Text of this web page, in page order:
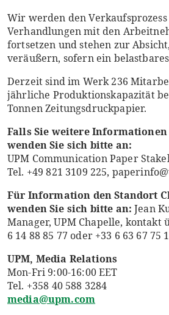
Wir werden den
Verhandlungen mit den
fortsetzen und stehen zur
veräußern, sofern ein
Derzeit sind im Werk 236
jährliche Produktionskapazität
Tonnen Zeitungsdruckpapier.
Falls Sie weitere Informationen
wenden Sie sich bitte an:
UPM Communication Paper
Tel. +49 821 3109 225,
Für Information den Standort
wenden Sie sich bitte an:Jean
Manager, UPM Chapelle, kontakt
6 14 88 85 77 oder +33 6 63 67 75
UPM, Media Relations
Mon-Fri 9:00-16:00 EET
Tel. +358 40 588 3284
media@upm.com